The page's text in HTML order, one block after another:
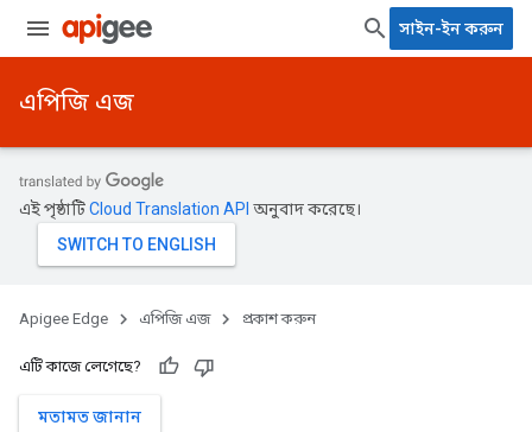
সাইন-ইন করুন
এপিজি এজ
এই পৃষ্ঠাটিCloud Translation API অনুবাদ করেছে।
Apigee Edge এপিজি এজ প্রকাশ করুন
এটি কাজে লেগেছে?
মতামত জানান